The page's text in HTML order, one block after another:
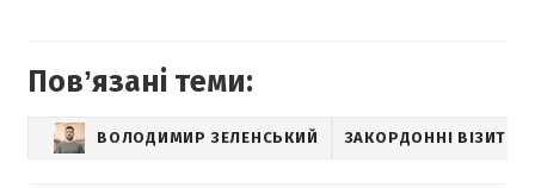
Повʼязані теми:
ВОЛОДИМИР ЗЕЛЕНСЬКИЙ ЗАКОРДОННІ ВІЗИТИ